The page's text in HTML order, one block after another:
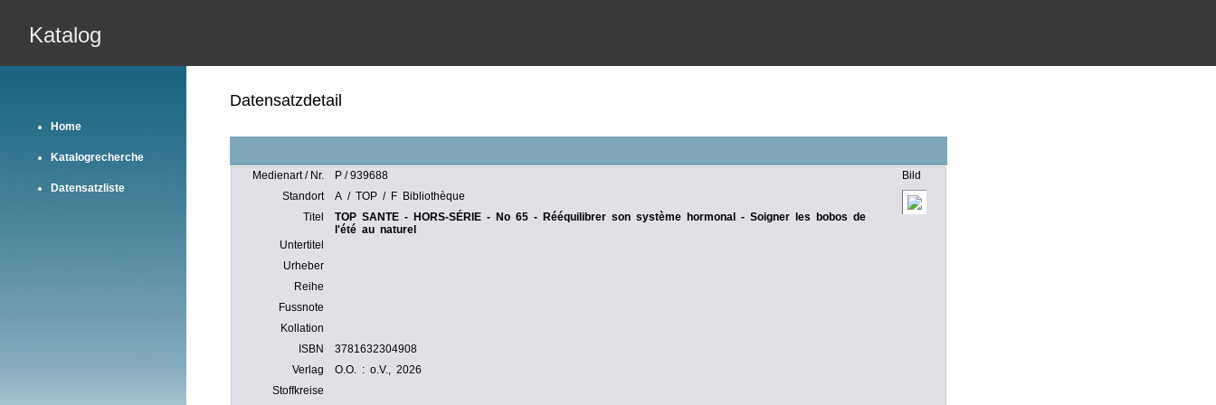
Katalog
Home
Katalogrecherche
Datensatzliste
Datensatzdetail
Medienart / Nr. P / 939688
Bild
Standort
A / TOP / F Bibliothèque
Titel
TOP SANTE - HORS-SÉRIE - No 65 - Rééquilibrer son système hormonal - Soigner les bobos de
l'été au naturel
Untertitel
Urheber
Reihe
Fussnote
Kollation
ISBN
3781632304908
Verlag
O.O. : o.V., 2026
Stoffkreise